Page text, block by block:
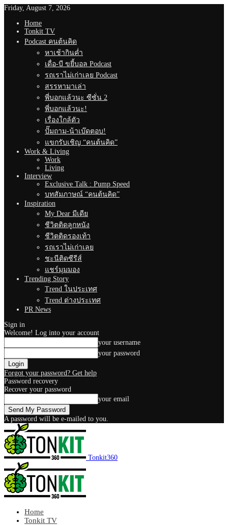
Friday, August 7, 2026
Home
Tonkit TV
Podcast คนต้นคิด
หาเช้ากินค่ำ
เดื่อ-บี ขยี้บอล Podcast
รถเราไม่เก่าเลย Podcast
สรรหามาเล่า
พี่บอกแล้วนะ ซีซั่น 2
พี่บอกแล้วนะ!
เรื่องใกล้ตัว
ปั๊มถาม-น้าเบ๊ดตอบ!
แขกรับเชิญ “คนต้นคิด”
Work & Living
Work
Living
Interview
Exclusive Talk : Pump Speed
บทสัมภาษณ์ “คนต้นคิด”
Inspiration
My Dear มีเดีย
ชีวิตติดลูกหนัง
ชีวิตติดรองเท้า
รถเราไม่เก่าเลย
ชะนีติดซีรีส์
แชร์มุมมอง
Trending Story
Trend ในประเทศ
Trend ต่างประเทศ
PR News
Sign in
Welcome! Log into your account
your username
your password
Forgot your password? Get help
Password recovery
Recover your password
your email
A password will be e-mailed to you.
Tonkit360
Home
Tonkit TV